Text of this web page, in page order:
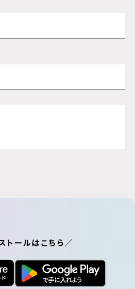
トールはこちら／